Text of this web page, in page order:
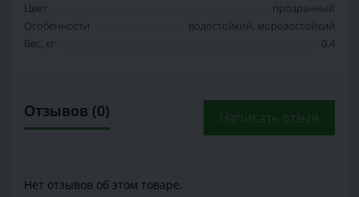
Цвет
прозрачный
Особенности
водостойкий, морозостойкий
Вес, кг
0.4
Отзывов (0) Написать отзыв
Нет отзывов об этом товаре.